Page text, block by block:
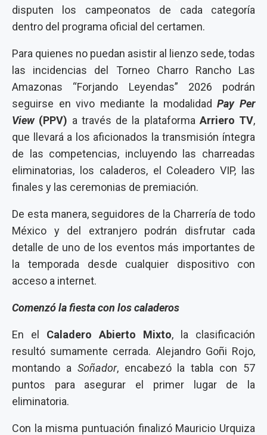
disputen los campeonatos de cada categoría
dentro del programa oficial del certamen.
Para quienes no puedan asistir al lienzo sede, todas
las incidencias del Torneo Charro Rancho Las
Amazonas “Forjando Leyendas” 2026 podrán
seguirse en vivo mediante la modalidadPay Per
View(PPV) a través de la plataforma Arriero TV,
que llevará a los aficionados la transmisión íntegra
de las competencias, incluyendo las charreadas
eliminatorias, los caladeros, el Coleadero VIP, las
finales y las ceremonias de premiación.
De esta manera, seguidores de la Charrería de todo
México y del extranjero podrán disfrutar cada
detalle de uno de los eventos más importantes de
la temporada desde cualquier dispositivo con
acceso a internet.
Comenzó la fiesta con los caladeros
En el Caladero Abierto Mixto, la clasificación
resultó sumamente cerrada. Alejandro Goñi Rojo,
montando a Soñador, encabezó la tabla con 57
puntos para asegurar el primer lugar de la
eliminatoria.
Con la misma puntuación finalizó Mauricio Urquiza